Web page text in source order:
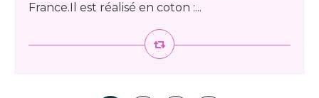
France.Il est réalisé en coton :...